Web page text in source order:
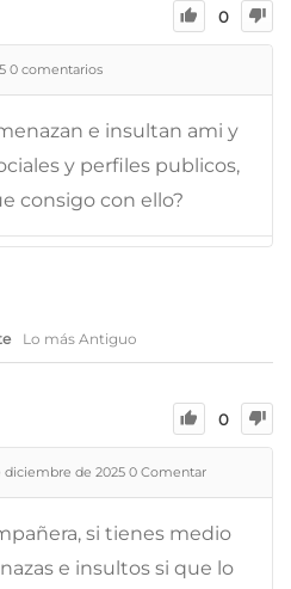
0
0 comentarios
e insultan ami y
y perfiles publicos,
consigo con ello?
Lo más Antiguo
0
diciembre de 2025 0 Comentar
si tienes medio
e insultos si que lo